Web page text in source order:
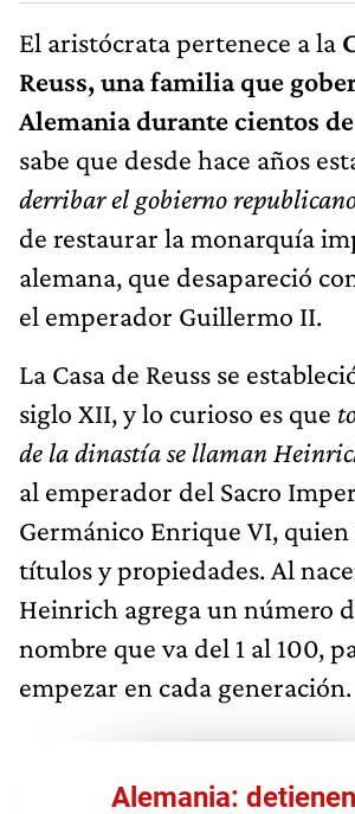
El aristócrata pertenece a la
Reuss, una familia que
Alemania durante cientos
sabe que desde hace años
derribar el gobierno
de restaurar la monarquía
alemana, que desapareció
el emperador Guillermo II.
La Casa de Reuss se
siglo XII, y lo curioso es que
de la dinastía se llaman
al emperador del Sacro
Germánico Enrique VI,
títulos y propiedades. Al
Heinrich agrega un número
nombre que va del 1 al 100,
empezar en cada generación.
Alemania: